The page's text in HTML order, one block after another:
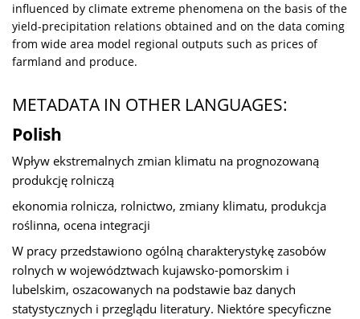
influenced by climate extreme phenomena on the basis of the
yield-precipitation relations obtained and on the data coming
from wide area model regional outputs such as prices of
farmland and produce.
METADATA IN OTHER LANGUAGES:
Polish
Wpływ ekstremalnych zmian klimatu na prognozowaną
produkcję rolniczą
ekonomia rolnicza, rolnictwo, zmiany klimatu, produkcja
roślinna, ocena integracji
W pracy przedstawiono ogólną charakterystykę zasobów
rolnych w województwach kujawsko-pomorskim i
lubelskim, oszacowanych na podstawie baz danych
statystycznych i przeglądu literatury. Niektóre specyficzne